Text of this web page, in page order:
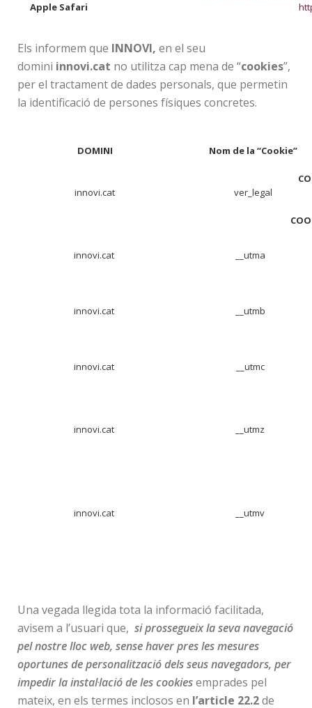
Apple Safari
Els informem que INNOVI, en el seu
domini innovi.cat no utilitza cap mena de “cookies”,
per el tractament de dades personals, que permetin
la identificació de persones físiques concretes.
DOMINI Nom de la “Cookie”
innovi.cat
ver_legal
innovi.cat __utma
innovi.cat __utmb
innovi.cat __utmc
innovi.cat __utmz
innovi.cat __utmv
Una vegada llegida tota la informació facilitada,
avisem a l’usuari que, si prossegueix la seva navegació
pel nostre lloc web, sense haver pres les mesures
oportunes de personalització dels seus navegadors, per
impedir la instal·lació de les cookiesemprades pel
mateix, en els termes inclosos en l’article 22.2de